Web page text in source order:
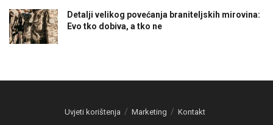
Detalji velikog povećanja braniteljskih mirovina:
Evo tko dobiva, a tko ne
Uvjeti korištenja Marketing Kontakt